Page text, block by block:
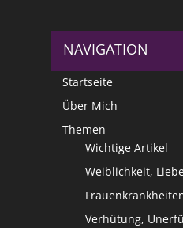
NAVIGATION
Startseite
Über Mich
Themen
Wichtige Artikel
Weiblichkeit,
Verhütung,